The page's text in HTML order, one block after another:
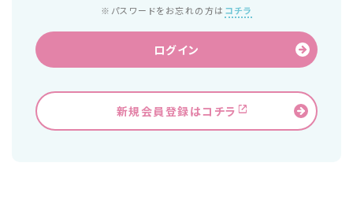
※パスワードをお忘れの方は コチラ
ログイン
新規会員登録はコチラ